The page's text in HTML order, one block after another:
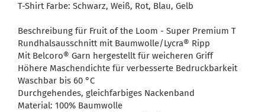
T-Shirt Farbe: Schwarz, Weiß, Rot, Blau, Gelb
Beschreibung für Fruit of the Loom - Super Premium T
Rundhalsausschnitt mit Baumwolle/Lycra® Ripp
Mit Belcoro® Garn hergestellt für weicheren Griff
Höhere Maschendichte für verbesserte Bedruckbarkeit
Waschbar bis 60 °C
Durchgehendes, gleichfarbiges Nackenband
Material: 100% Baumwolle